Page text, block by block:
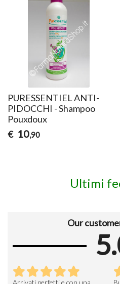
PURESSENTIEL ANTI-
PIDOCCHI - Shampoo
Pouxdoux
€ 10,90
Ultimi
Our